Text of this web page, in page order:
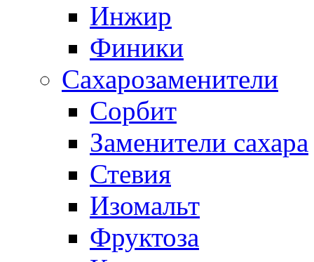
Инжир
Финики
Сахарозаменители
Сорбит
Заменители сахара
Стевия
Изомальт
Фруктоза